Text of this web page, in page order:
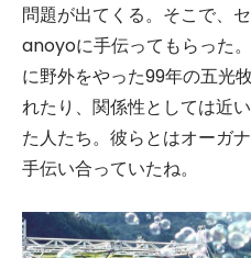
問題が出てくる。そこで、
anoyoに手伝ってもらった
に野外をやった99年の五光
れたり、関係性としては近
た人たち。彼らとはオーガ
手伝い合っていたね。